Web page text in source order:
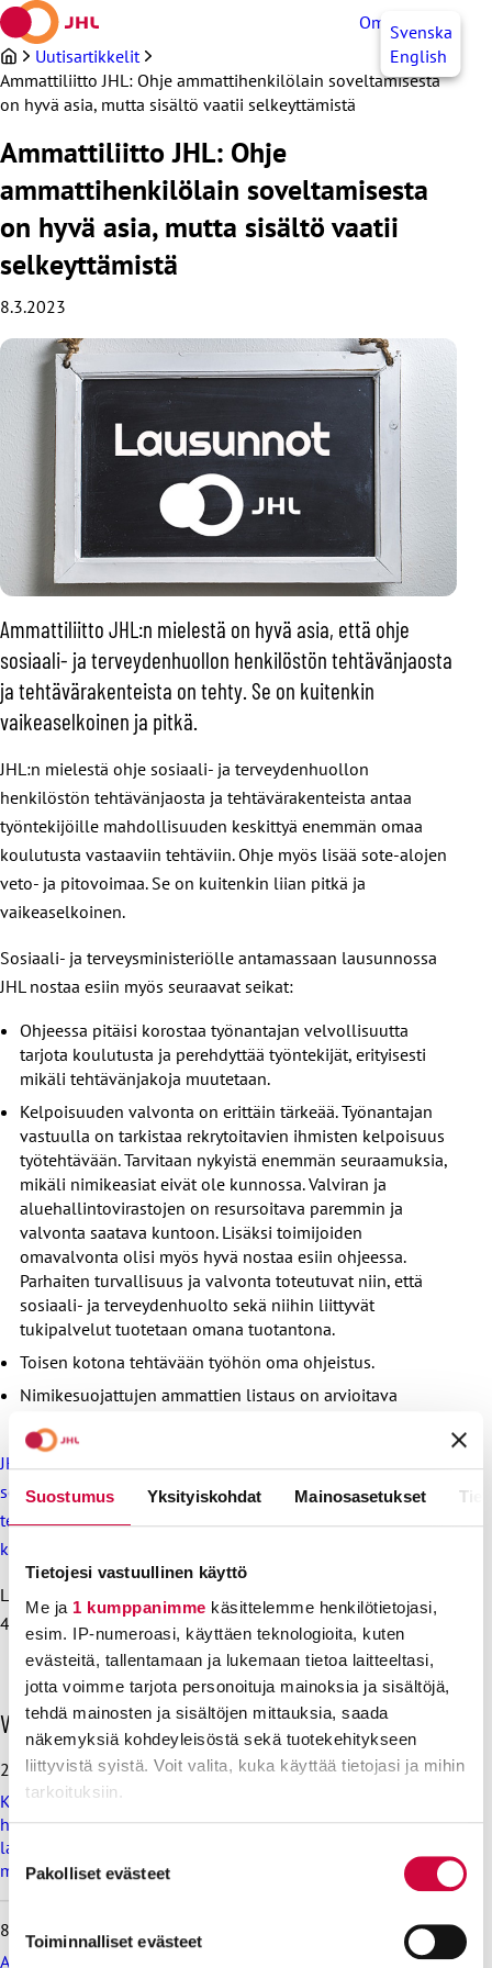
Suostumus Yksityiskohdat Mainosasetukset
Tietojesi vastuullinen käyttö
Me ja 1 kumppanimme käsittelemme henkilötietojasi,
esim. IP-numeroasi, käyttäen teknologioita, kuten
evästeitä, tallentamaan ja lukemaan tietoa laitteeltasi,
jotta voimme tarjota personoituja mainoksia ja sisältöjä,
tehdä mainosten ja sisältöjen mittauksia, saada
näkemyksiä kohdeyleisöstä sekä tuotekehitykseen
liittyvistä syistä. Voit valita, kuka käyttää tietojasi ja mihin
tarkoituksiin.
voit määrittää asetuksesi
. Voit muuttaa
Suostumuksen
valinta
Pakolliset evästeet
Toiminnalliset evästeet
Siirry
sisältöön
OmaJHLSvenska
English
Uutisartikkelit
Ammattiliitto JHL: Ohje ammattihenkilölain soveltamisesta
on hyvä asia, mutta sisältö vaatii selkeyttämistä
Ammattiliitto JHL: Ohje
ammattihenkilölain soveltamisesta
on hyvä asia, mutta sisältö vaatii
selkeyttämistä
8.3.2023
Ammattiliitto JHL:n mielestä on hyvä asia, että ohje
sosiaali- ja terveydenhuollon henkilöstön tehtävänjaosta
ja tehtävärakenteista on tehty. Se on kuitenkin
vaikeaselkoinen ja pitkä.
JHL:n mielestä ohje sosiaali- ja terveydenhuollon
henkilöstön tehtävänjaosta ja tehtävärakenteista antaa
työntekijöille mahdollisuuden keskittyä enemmän omaa
koulutusta vastaaviin tehtäviin. Ohje myös lisää sote-alojen
veto- ja pitovoimaa. Se on kuitenkin liian pitkä ja
vaikeaselkoinen.
Sosiaali- ja terveysministeriölle antamassaan lausunnossa
JHL nostaa esiin myös seuraavat seikat:
Ohjeessa pitäisi korostaa työnantajan velvollisuutta
tarjota koulutusta ja perehdyttää työntekijät, erityisesti
mikäli tehtävänjakoja muutetaan.
Kelpoisuuden valvonta on erittäin tärkeää. Työnantajan
vastuulla on tarkistaa rekrytoitavien ihmisten kelpoisuus
työtehtävään. Tarvitaan nykyistä enemmän seuraamuksia,
mikäli nimikeasiat eivät ole kunnossa. Valviran ja
aluehallintovirastojen on resursoitava paremmin ja
valvonta saatava kuntoon. Lisäksi toimijoiden
omavalvonta olisi myös hyvä nostaa esiin ohjeessa.
Parhaiten turvallisuus ja valvonta toteutuvat niin, että
sosiaali- ja terveydenhuolto sekä niihin liittyvät
tukipalvelut tuotetaan omana tuotantona.
Toisen kotona tehtävään työhön oma ohjeistus.
Nimikesuojattujen ammattien listaus on arvioitava
JHL:n lausunto ohjeesta ammattihenkilölainsäädännön
soveltamisesta sosiaali- ja terveydenhuollon henkilöstön
tehtävärakenteiden ja tehtäväjaon toimintamallien
kehittämisessä
Lisätiedot: JHL:n erityisasiantuntija Miranna Seppälä, 050
444 9767
O
h
i
a
v
i
i
i
s
Viimeisimmät uutiset
28.7.2026
Koulutus ja kasvatus pitää järjestää lasten ja nuorten
hyvinvoinnin ehdoilla – Ammattiliitto JHL on antanut
lausunnon koulujen ja oppilaitosten loma-aikoja koskevasta
muistioluonnoksesta
8.7.2026
Ammattiliitto JHL vastustaa valtiokonttoria koskevan lain